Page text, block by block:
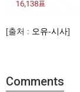
[출처 : 오유-시사]
Comments